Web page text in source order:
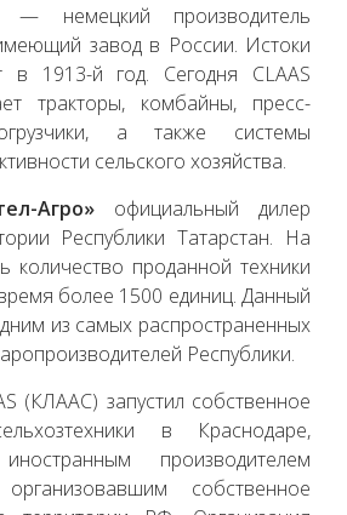
— немецкий производитель
завод в России. Истоки
в 1913-й год. Сегодня CLAAS
тракторы, комбайны, пресс-
а также системы
сельского хозяйства.
Агро» официальный дилер
Республики Татарстан. На
количество проданной техники
более 1500 единиц. Данный
из самых распространенных
Республики.
(КЛААС) запустил собственное
в Краснодаре,
производителем
организовавшим собственное